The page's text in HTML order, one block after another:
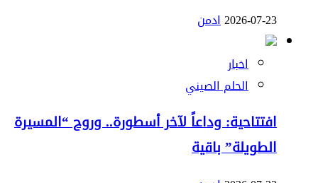
2026-07-23ادمن
اخبار
الحلم الصيني
افتتاحية: وداعاً لآخر أسطورة.. وروح “المسيرة
الطويلة” باقية